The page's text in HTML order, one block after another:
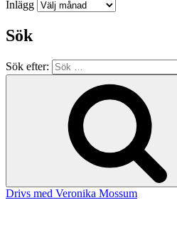
Inlägg
Sök
Sök efter:
Drivs med Veronika Mossum